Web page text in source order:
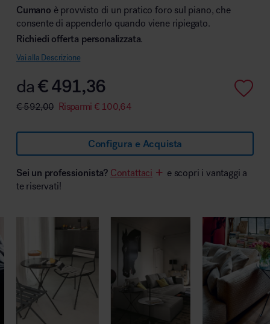
Area hospitality
MillerKnoll
Cumano è provvisto di un pratico foro sul piano, che
consente di appenderlo quando viene ripiegato.
Richiedi offerta personalizzata.
Vai alla Descrizione
da€491,36
€592,00 Risparmi €100,64
Configura e Acquista
Sei un professionista? Contattaci
e scopri i vantaggi a
te riservati!